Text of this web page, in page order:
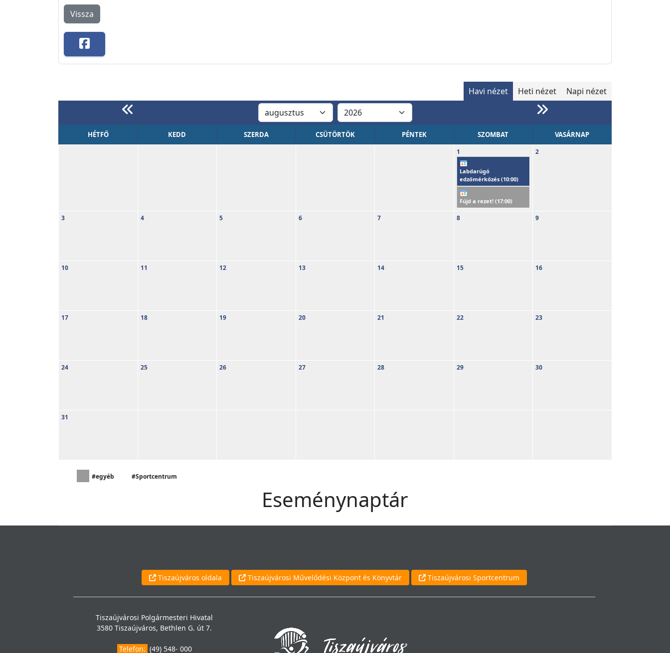
Vissza
Havi nézet Heti nézet Napi nézet
HÉTFŐ KEDD SZERDA CSÜTÖRTÖK PÉNTEK SZOMBAT VASÁRNAP
1
Labdarúgó
edzőmérkőzés (10:00)
Fújd a rezet! (17:00)
2
3 4 5 6 7 8 9
10 11 12 13 14 15 16
17 18 19 20 21 22 23
24 25 26 27 28 29 30
31
#egyéb #Sportcentrum
Eseménynaptár
Tiszaújváros oldala Tiszaújvárosi Művelődési Központ és Könyvtár Tiszaújvárosi Sportcentrum
Tiszaújvárosi Polgármesteri Hivatal
3580 Tiszaújváros, Bethlen G. út 7.
Telefon: (49) 548- 000